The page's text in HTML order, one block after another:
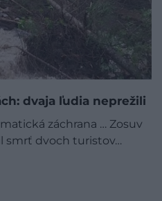
dvaja ľudia neprežili
záchrana … Zosuv
smrť dvoch turistov…